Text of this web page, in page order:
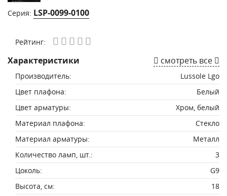
Серия: LSP-0099-0100
Рейтинг:
Характеристики смотреть все
Производитель:
Lussole Lgo
Цвет плафона:
Белый
Цвет арматуры:
Хром, белый
Материал плафона:
Стекло
Материал арматуры:
Металл
Количество ламп, шт.:
3
Цоколь:
G9
Высота, см:
18